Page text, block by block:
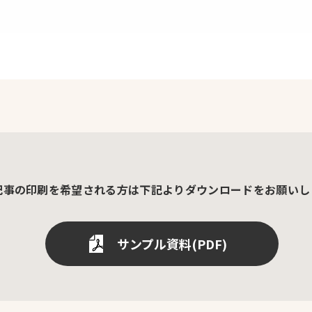
の印刷を希望される方は下記よりダウンロードをお願い
サンプル資料(PDF)